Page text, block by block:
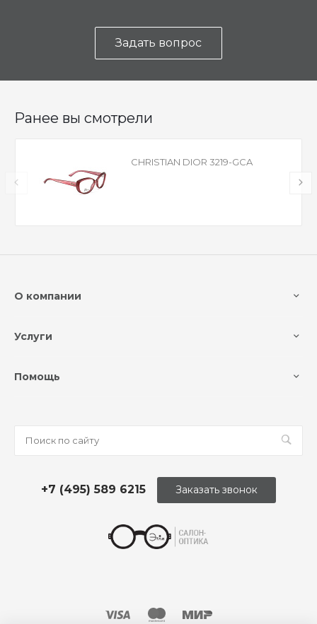
Задать вопрос
Ранее вы смотрели
CHRISTIAN DIOR 3219-GCA
О компании
Услуги
Помощь
+7 (495) 589 6215 Заказать звонок